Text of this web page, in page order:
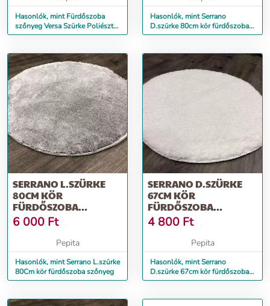
Hasonlók, mint Fürdőszoba
szőnyeg Versa Szürke Poliészter
(45 x 45 cm)
Hasonlók, mint Serrano
D.szürke 80cm kör fürdőszoba
szőnyeg
SERRANO L.SZÜRKE
80CM KÖR
FÜRDŐSZOBA
SZŐNYEG
6 000 Ft
Pepita
Hasonlók, mint Serrano L.szürke
80Cm kör fürdőszoba szőnyeg
SERRANO D.SZÜRKE
67CM KÖR
FÜRDŐSZOBA
SZŐNYEG
4 800 Ft
Pepita
Hasonlók, mint Serrano
D.szürke 67cm kör fürdőszoba
szőnyeg